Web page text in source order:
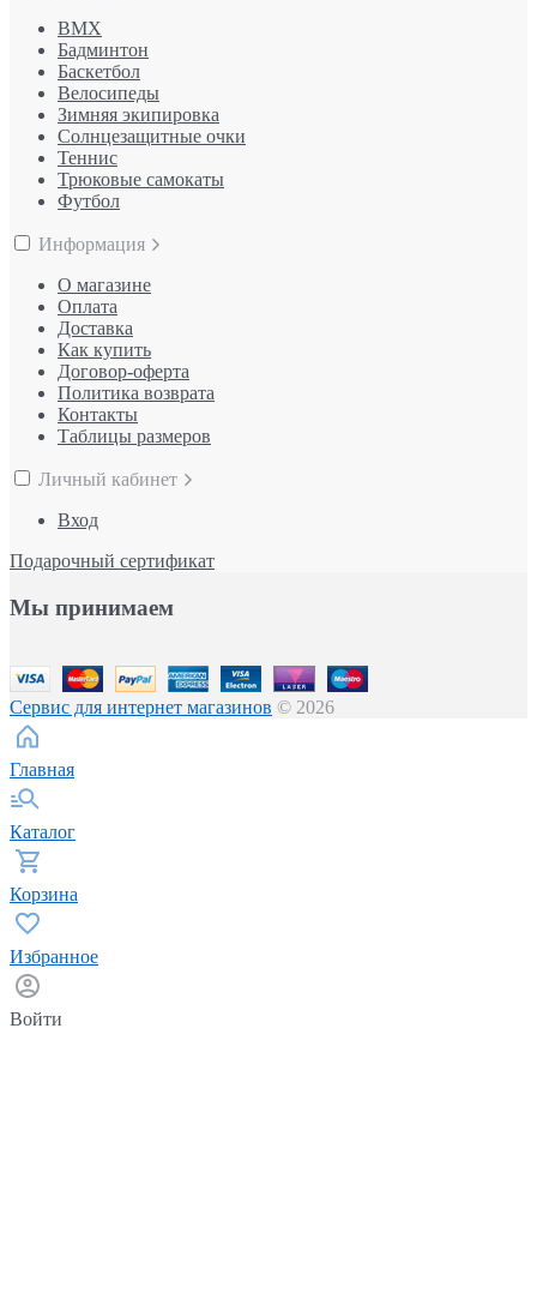
BMX
Бадминтон
Баскетбол
Велосипеды
Зимняя экипировка
Солнцезащитные очки
Теннис
Трюковые самокаты
Футбол
Информация
О магазине
Оплата
Доставка
Как купить
Договор-оферта
Политика возврата
Контакты
Таблицы размеров
Личный кабинет
Вход
Подарочный сертификат
Мы принимаем
Сервис для интернет магазинов © 2026
Главная
Каталог
Корзина
Избранное
Войти